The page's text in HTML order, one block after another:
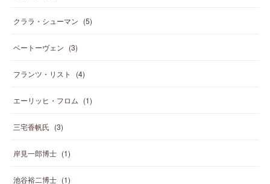
クララ・シューマン (5)
ベートーヴェン (3)
フランツ・リスト (4)
エーリッヒ・フロム (1)
三宅香帆氏 (3)
岸見一郎博士 (1)
池谷裕二博士 (1)